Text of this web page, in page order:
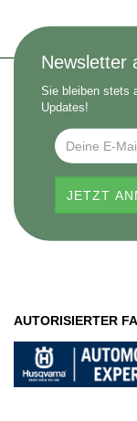
Newsletter
Sie bleiben stets
Updates!
AUTORISIERTER